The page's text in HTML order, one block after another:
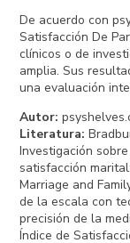
De acuerdo con
Satisfacción De
clínicos o de
amplia. Sus
una evaluación
Autor:
Literatura:
Investigación
satisfacción
Marriage and
de la escala con
precisión de la
Índice de